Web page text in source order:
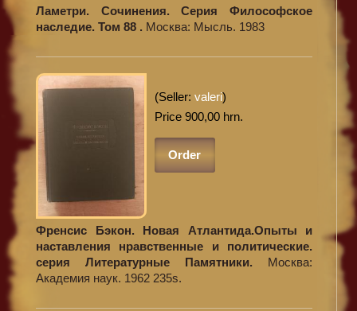
Ламетри. Сочинения. Серия Философское
наследие. Том 88 . Москва: Мысль. 1983
(Seller: valeri)
Price 900,00 hrn.
Order
Френсис Бэкон. Новая Атлантида.Опыты и
наставления нравственные и политические.
серия Литературные Памятники. Москва:
Академия наук. 1962 235s.